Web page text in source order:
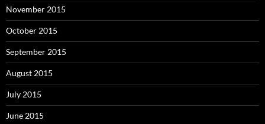
November 2015
October 2015
September 2015
August 2015
July 2015
June 2015